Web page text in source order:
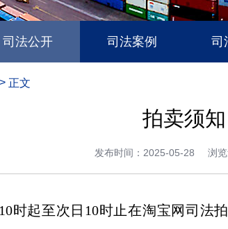
司法公开 司法案例 司
> 正文
拍卖须知
发布时间：2025-05-28 浏
时起至次日10时止在淘宝网司法